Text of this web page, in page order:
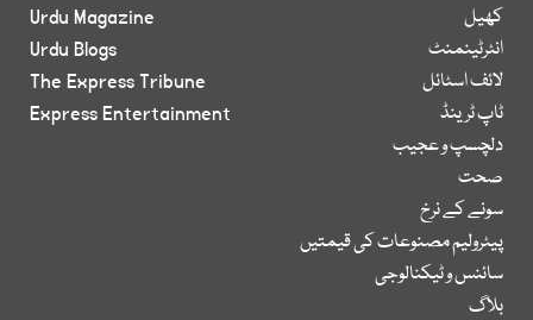
کھیل
انٹرٹینمنٹ
لائف اسٹائل
ٹاپ ٹرینڈ
دلچسپ و عجیب
صحت
سونے کے نرخ
پیٹرولیم مصنوعات کی قیمتیں
سائنس و ٹیکنالوجی
بلاگ
Urdu Magazine
Urdu Blogs
The Express Tribune
Express Entertainment